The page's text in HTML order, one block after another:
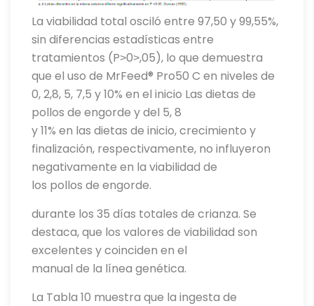
La viabilidad total osciló entre 97,50 y 99,55%,
sin diferencias estadísticas entre
tratamientos (P˃0˃,05), lo que demuestra
que el uso de MrFeed® Pro50 C en niveles de
0, 2,8, 5, 7,5 y 10% en el inicio Las dietas de
pollos de engorde y del 5, 8
y 11% en las dietas de inicio, crecimiento y
finalización, respectivamente, no influyeron
negativamente en la viabilidad de
los pollos de engorde.
durante los 35 días totales de crianza. Se
destaca, que los valores de viabilidad son
excelentes y coinciden en el
manual de la línea genética.
La Tabla 10 muestra que la ingesta de